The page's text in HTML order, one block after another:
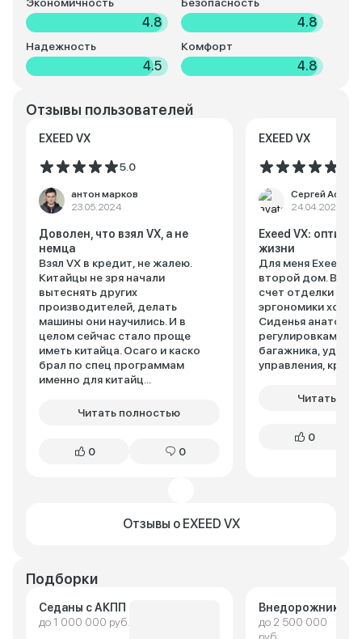
4.8 4.8
Надежность
4.5
Комфорт
4.8
Отзывы пользователей
EXEED VX
5.0
антон марков
23.05.2024
Доволен, что взял VX, а не
немца
Взял VX в кредит, не жалею.
Китайцы не зря начали
вытеснять других
производителей, делать
машины они научились. И в
целом сейчас стало проще
иметь китайца. Осаго и каско
брал по спец программам
именно для китайц...
Читать полностью
0 0
EXEED VX
Сергей
24.04.2024
Exeed VX:
жизни
Для меня Exeed
второй дом.
счет отделки и
эргономики
Сиденья
регулировками,
багажника,
управления,
Читать
0
Отзывы о EXEED VX
Подборки
Седаны с АКПП
до 1 000 000 руб.
Внедорожники
до 2 500 000